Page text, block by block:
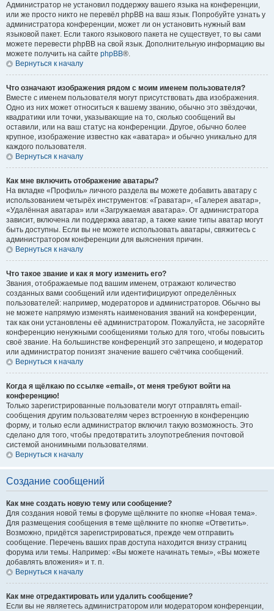
Администратор не установил поддержку вашего языка на конференции,
или же просто никто не перевёл phpBB на ваш язык. Попробуйте узнать у
администратора конференции, может ли он установить нужный вам
языковой пакет. Если такого языкового пакета не существует, то вы сами
можете перевести phpBB на свой язык. Дополнительную информацию вы
можете получить на сайте phpBB®.
Вернуться к началу
Что означают изображения рядом с моим именем пользователя?
Вместе с именем пользователя могут присутствовать два изображения.
Одно из них может относиться к вашему званию, обычно это звёздочки,
квадратики или точки, указывающие на то, сколько сообщений вы
оставили, или на ваш статус на конференции. Другое, обычно более
крупное, изображение известно как «аватара» и обычно уникально для
каждого пользователя.
Вернуться к началу
Как мне включить отображение аватары?
На вкладке «Профиль» личного раздела вы можете добавить аватару с
использованием четырёх инструментов: «Граватар», «Галерея аватар»,
«Удалённая аватара» или «Загружаемая аватара». От администратора
зависит, включена ли поддержка аватар, а также какие типы аватар могут
быть доступны. Если вы не можете использовать аватары, свяжитесь с
администратором конференции для выяснения причин.
Вернуться к началу
Что такое звание и как я могу изменить его?
Звания, отображаемые под вашим именем, отражают количество
созданных вами сообщений или идентифицируют определённых
пользователей: например, модераторов и администраторов. Обычно вы
не можете напрямую изменять наименования званий на конференции,
так как они установлены её администратором. Пожалуйста, не засоряйте
конференцию ненужными сообщениями только для того, чтобы повысить
своё звание. На большинстве конференций это запрещено, и модератор
или администратор понизят значение вашего счётчика сообщений.
Вернуться к началу
Когда я щёлкаю по ссылке «email», от меня требуют войти на
конференцию!
Только зарегистрированные пользователи могут отправлять email-
сообщения другим пользователям через встроенную в конференцию
форму, и только если администратор включил такую возможность. Это
сделано для того, чтобы предотвратить злоупотребления почтовой
системой анонимными пользователями.
Вернуться к началу
Создание сообщений
Как мне создать новую тему или сообщение?
Для создания новой темы в форуме щёлкните по кнопке «Новая тема».
Для размещения сообщения в теме щёлкните по кнопке «Ответить».
Возможно, придётся зарегистрироваться, прежде чем отправить
сообщение. Перечень ваших прав доступа находится внизу страниц
форума или темы. Например: «Вы можете начинать темы», «Вы можете
добавлять вложения» и т. п.
Вернуться к началу
Как мне отредактировать или удалить сообщение?
Если вы не являетесь администратором или модератором конференции,